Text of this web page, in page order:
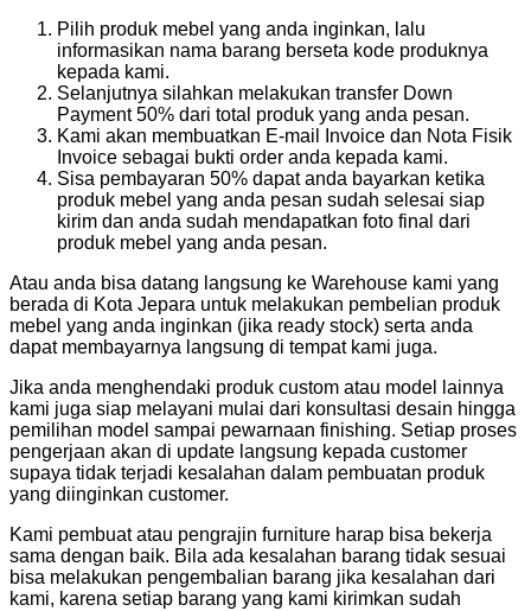
Pilih produk mebel yang anda inginkan, lalu
informasikan nama barang berseta kode produknya
kepada kami.
Selanjutnya silahkan melakukan transfer Down
Payment 50% dari total produk yang anda pesan.
Kami akan membuatkan E-mail Invoice dan Nota Fisik
Invoice sebagai bukti order anda kepada kami.
Sisa pembayaran 50% dapat anda bayarkan ketika
produk mebel yang anda pesan sudah selesai siap
kirim dan anda sudah mendapatkan foto final dari
produk mebel yang anda pesan.
Atau anda bisa datang langsung ke Warehouse kami yang
berada di Kota Jepara untuk melakukan pembelian produk
mebel yang anda inginkan (jika ready stock) serta anda
dapat membayarnya langsung di tempat kami juga.
Jika anda menghendaki produk custom atau model lainnya
kami juga siap melayani mulai dari konsultasi desain hingga
pemilihan model sampai pewarnaan finishing. Setiap proses
pengerjaan akan di update langsung kepada customer
supaya tidak terjadi kesalahan dalam pembuatan produk
yang diinginkan customer.
Kami pembuat atau pengrajin furniture harap bisa bekerja
sama dengan baik. Bila ada kesalahan barang tidak sesuai
bisa melakukan pengembalian barang jika kesalahan dari
kami, karena setiap barang yang kami kirimkan sudah